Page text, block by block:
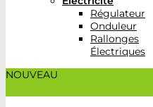
Régulateur
Onduleur
Rallonges
Électriques
NOUVEAU